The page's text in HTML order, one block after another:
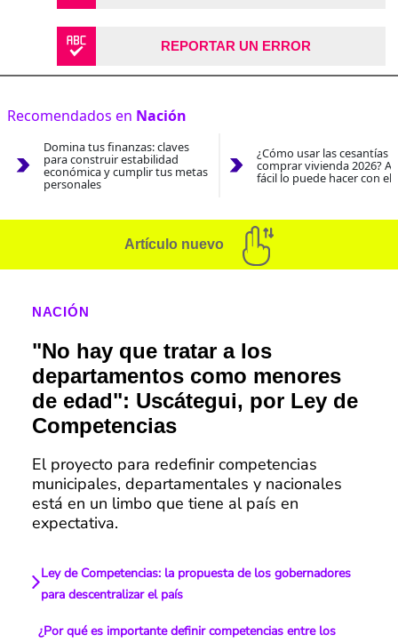
REPORTAR UN ERROR
Recomendados en Nación
Domina tus finanzas: claves
para construir estabilidad
económica y cumplir tus metas
personales
¿Cómo usar las cesantías
comprar vivienda 2026?
fácil lo puede hacer con el
Artículo nuevo
NACIÓN
"No hay que tratar a los
departamentos como menores
de edad": Uscátegui, por Ley de
Competencias
El proyecto para redefinir competencias
municipales, departamentales y nacionales
está en un limbo que tiene al país en
expectativa.
Ley de Competencias: la propuesta de los gobernadores
para descentralizar el país
¿Por qué es importante definir competencias entre los